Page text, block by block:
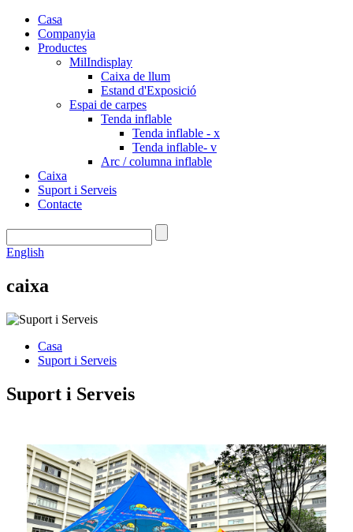
Casa
Companyia
Productes
MilIndisplay
Caixa de llum
Estand d'Exposició
Espai de carpes
Tenda inflable
Tenda inflable - x
Tenda inflable- v
Arc / columna inflable
Caixa
Suport i Serveis
Contacte
English
caixa
Casa
Suport i Serveis
Suport i Serveis